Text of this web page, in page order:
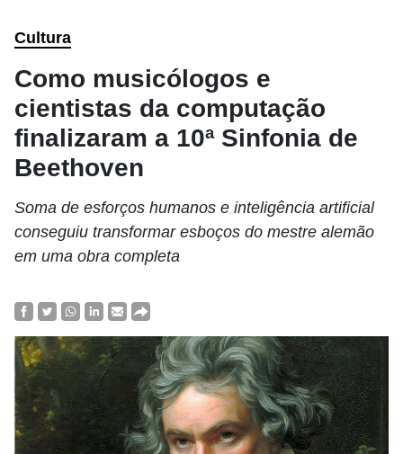
Cultura
Como musicólogos e
cientistas da computação
finalizaram a 10ª Sinfonia de
Beethoven
Soma de esforços humanos e inteligência artificial
conseguiu transformar esboços do mestre alemão
em uma obra completa